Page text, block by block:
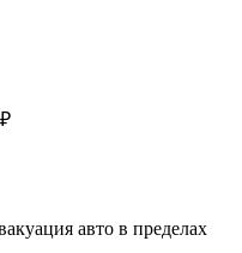
авто в пределах